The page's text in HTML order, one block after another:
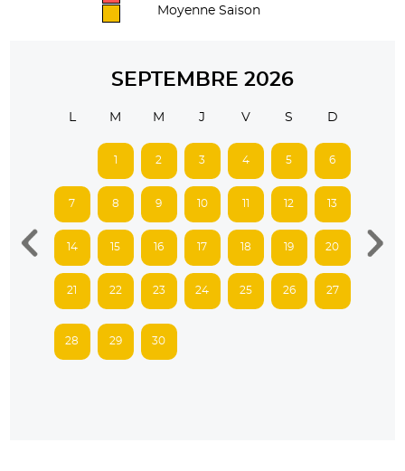
Moyenne Saison
SEPTEMBRE 2026
L M M J V S D
1 2 3 4 5 6
7 8 9 10 11 12 13
14 15 16 17 18 19 20
21 22 23 24 25 26 27
28 29 30